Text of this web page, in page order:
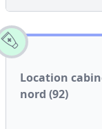
Location
nord (92)